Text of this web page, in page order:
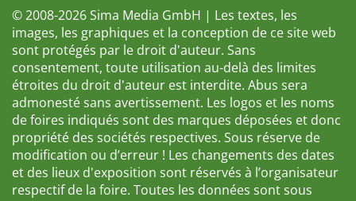
© 2008-2026 Sima Media GmbH | Les textes, les
images, les graphiques et la conception de ce site web
sont protégés par le droit d'auteur. Sans
consentement, toute utilisation au-delà des limites
étroites du droit d'auteur est interdite. Abus sera
admonesté sans avertissement. Les logos et les noms
de foires indiqués sont des marques déposées et donc
propriété des sociétés respectives. Sous réserve de
modification ou d’erreur ! Les changements des dates
et des lieux d'exposition sont réservés à l’organisateur
respectif de la foire. Toutes les données sont sous